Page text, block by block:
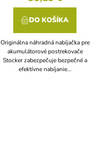
DO KOŠÍKA
Originálna náhradná nabíjačka pre
akumulátorové postrekovače
Stocker zabezpečuje bezpečné a
efektívne nabíjanie...